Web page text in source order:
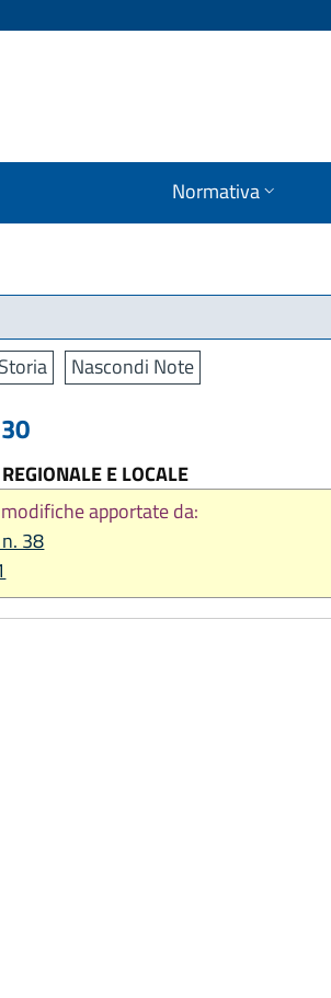
Normativa
Storia Nascondi Note
E LOCALE
apportate da:
38